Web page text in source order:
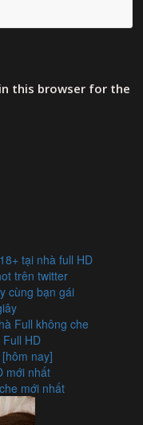
this browser for the
tại nhà full HD
trên twitter
cùng bạn gái
Full không che
HD
nay]
mới nhất
mới nhất